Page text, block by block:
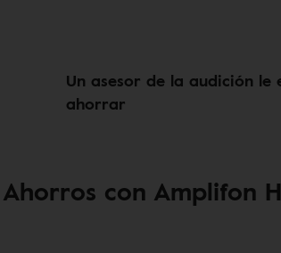
Un asesor de la audición le
ahorrar
Ahorros con Amplifon